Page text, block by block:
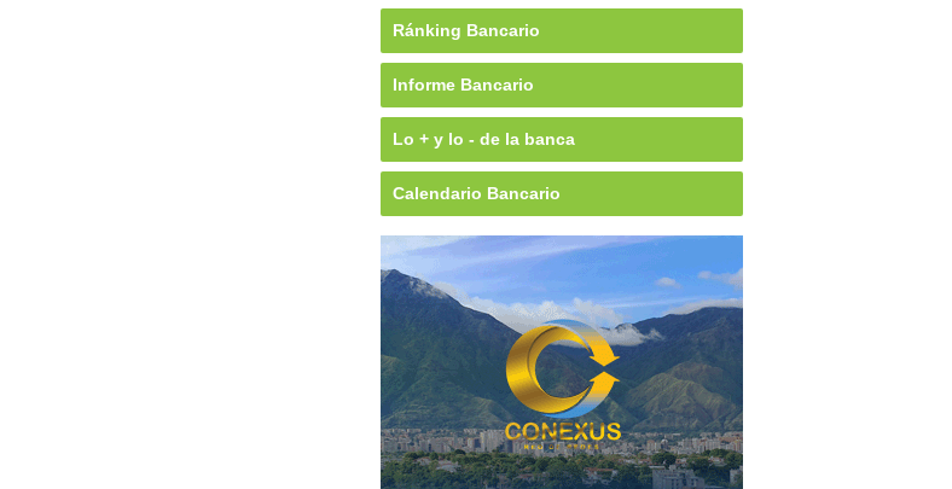
Ránking Bancario
Informe Bancario
Lo + y lo - de la banca
Calendario Bancario